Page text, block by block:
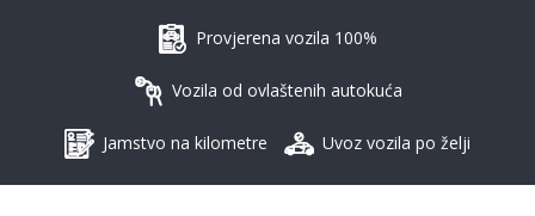
Provjerena vozila 100%
Vozila od ovlaštenih autokuća
Jamstvo na kilometre Uvoz vozila po želji